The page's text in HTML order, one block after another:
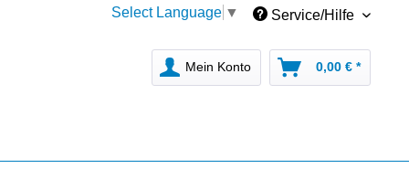
Select Language ▼ Service/Hilfe
Mein Konto 0,00 € *